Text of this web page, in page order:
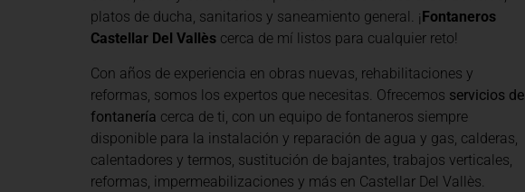
platos de ducha, sanitarios y saneamiento general. ¡ Fontaneros
Castellar Del Vallès cerca de mí listos para cualquier reto!
Con años de experiencia en obras nuevas, rehabilitaciones y
reformas, somos los expertos que necesitas. Ofrecemos servicios de
fontanería cerca de ti, con un equipo de fontaneros siempre
disponible para la instalación y reparación de agua y gas, calderas,
calentadores y termos, sustitución de bajantes, trabajos verticales,
reformas, impermeabilizaciones y más en Castellar Del Vallès.